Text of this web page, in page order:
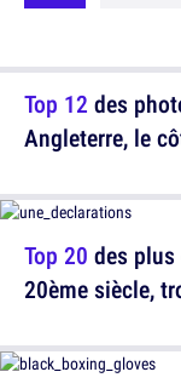
Top 12 des
Angleterre, le
Top 20 des
20ème siècle,